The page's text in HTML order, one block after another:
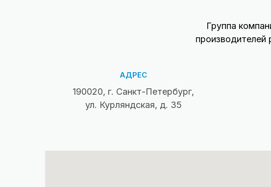
Группа
производителей
АДРЕС
190020, г. Санкт-Петербург,
ул. Курляндская, д. 35